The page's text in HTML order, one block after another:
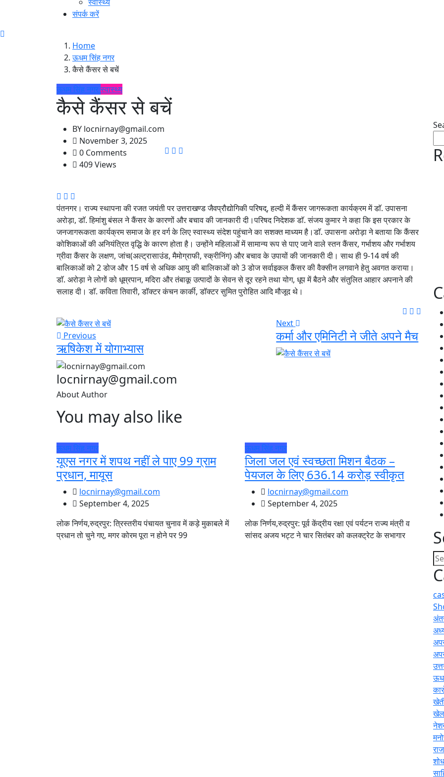
संपर्क करें
Home
ऊधम सिंह नगर
कैसे कैंसर से बचें
ऊधम सिंह नगरस्वास्थ्य
कैसे कैंसर से बचें
BY locnirnay@gmail.com
November 3, 2025
0 Comments
409 Views
पंतनगर। राज्य स्थापना की रजत जयंती पर उत्तराखण्ड जैवप्रौद्योगिकी परिषद्, हल्दी में कैंसर जागरूकता कार्यक्रम में डाॅ. उपासना
अरोड़ा, डाॅ. हिमांशु बंसल ने कैंसर के कारणों और बचाव की जानकारी दी।परिषद निदेशक डाॅ. संजय कुमार ने कहा कि इस प्रकार के
जनजागरूकता कार्यक्रम समाज के हर वर्ग के लिए स्वास्थ्य संदेश पहुंचाने का सशक्त माध्यम है।डाॅ. उपासना अरोड़ा ने बताया कि कैंसर
कोशिकाओं की अनियंत्रित वृद्धि के कारण होता है। उन्होंने महिलाओं में सामान्य रूप से पाए जाने वाले स्तन कैंसर, गर्भाशय और गर्भाशय
ग्रीवा कैंसर के लक्षण, जांच(अल्ट्रासाउंड, मैमोग्राफी, स्क्रीनिंग) और बचाव के उपायों की जानकारी दी। साथ ही 9-14 वर्ष की
बालिकाओं को 2 डोज और 15 वर्ष से अधिक आयु की बालिकाओं को 3 डोज सर्वाइकल कैंसर की वैक्सीन लगवाने हेतु अवगत कराया।
डाॅ. अरोड़ा ने लोगों को धूम्रपान, मदिरा और तंबाकू उत्पादों के सेवन से दूर रहने तथा योग, धूप में बैठने और संतुलित आहार अपनाने की
सलाह दी। डाॅ. कविता तिवारी, डॉक्टर कंचन कार्की, डॉक्टर सुमित पुरोहित आदि मौजूद थे।
Previous
ऋषिकेश में योगाभ्यास
Next
कर्मा और एमिनिटी ने जीते अपने मैच
locnirnay@gmail.com
About Author
You may also like
ऊधम सिंह नगर
यूएस नगर में शपथ नहीं ले पाए 99 ग्राम
प्रधान, मायूस
locnirnay@gmail.com
September 4, 2025
लोक निर्णय,रुद्रपुर: त्रिस्तरीय पंचायत चुनाव में कड़े मुकाबले में
प्रधान तो चुने गए, मगर कोरम पूरा न होने पर 99
ऊधम सिंह नगर
जिला जल एवं स्वच्छता मिशन बैठक –
पेयजल के लिए 636.14 करोड़ स्वीकृत
locnirnay@gmail.com
September 4, 2025
लोक निर्णय,रुद्रपुर: पूर्व केंद्रीय रक्षा एवं पर्यटन राज्य मंत्री व
सांसद अजय भट्ट ने चार सितंबर को कलक्ट्रेट के सभागार
खेल